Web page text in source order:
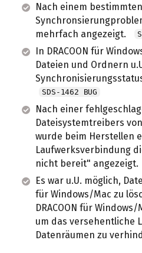
Nach einem bestimmten
mehrfach angezeigt.
In DRACOON für
Dateien und Ordnern
SDS-1462 BUG
Nach einer
Dateisystemtreibers von
wurde beim Herstellen
Laufwerksverbindung
nicht bereit" angezeigt.
Es war u.U. möglich,
für Windows/Mac zu
DRACOON für
um das versehentliche
Datenräumen zu